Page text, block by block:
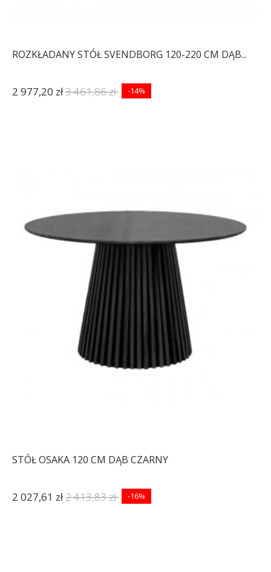
ROZKŁADANY STÓŁ SVENDBORG 120-220 CM DĄB...
2 977,20 zł3 461,86 zł -14%
STÓŁ OSAKA 120 CM DĄB CZARNY
2 027,61 zł2 413,83 zł -16%